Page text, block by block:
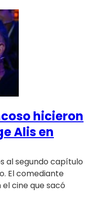
hicieron
Alis en
al segundo capítulo
El comediante
cine que sacó